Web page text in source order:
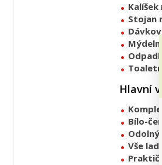
Kalíšek
Stojan
Mýdelník
Hlavní
Bílo-
Vše